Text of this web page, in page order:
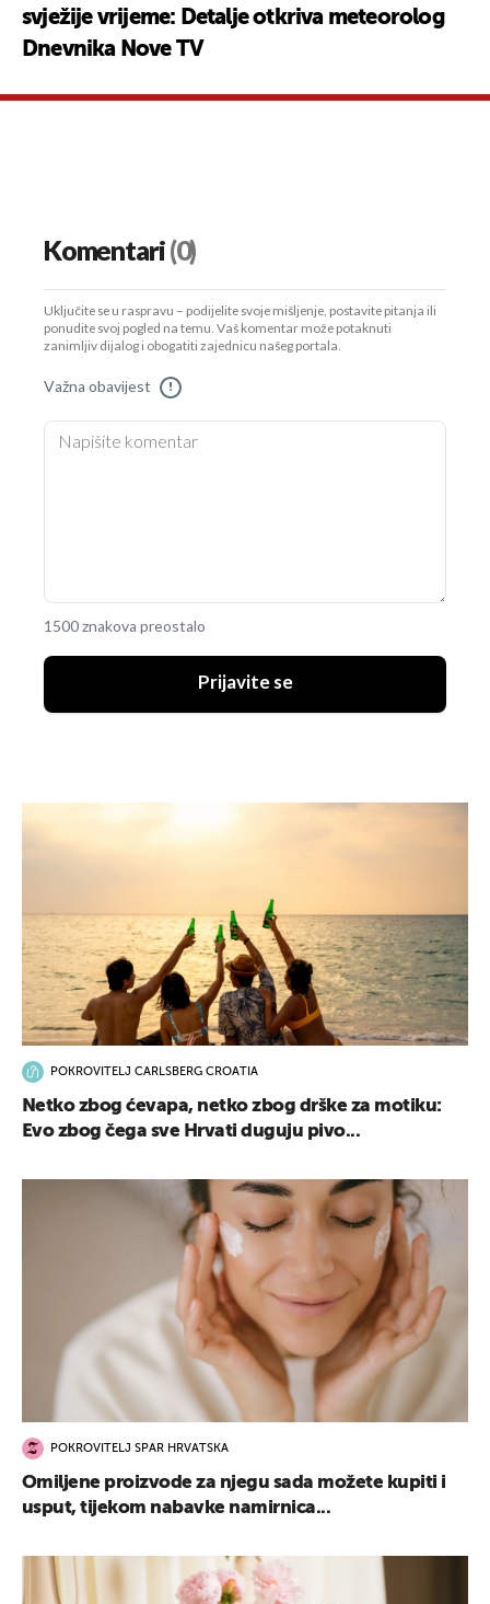
svježije vrijeme: Detalje otkriva meteorolog
Dnevnika Nove TV
Komentari(0)
Uključite se u raspravu – podijelite svoje mišljenje, postavite pitanja ili
ponudite svoj pogled na temu. Vaš komentar može potaknuti
zanimljiv dijalog i obogatiti zajednicu našeg portala.
Važna obavijest !
1500 znakova preostalo
Prijavite se
POKROVITELJ CARLSBERG CROATIA
Netko zbog ćevapa, netko zbog drške za motiku:
Evo zbog čega sve Hrvati duguju pivo...
POKROVITELJ SPAR HRVATSKA
Omiljene proizvode za njegu sada možete kupiti i
usput, tijekom nabavke namirnica...